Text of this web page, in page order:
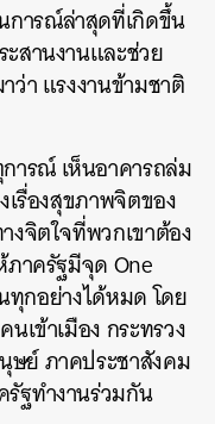
การณ์ล่าสุดที่เกิดขึ้น
สานงานและช่วย
ว่า แรงงานข้ามชาติ
ารณ์ เห็นอาคารถล่ม
เรื่องสุขภาพจิตของ
จิตใจที่พวกเขาต้อง
าครัฐมีจุด One
ทุกอย่างได้หมด โดย
เข้าเมือง กระทรวง
ย์ ภาคประชาสังคม
ฐทำงานร่วมกัน